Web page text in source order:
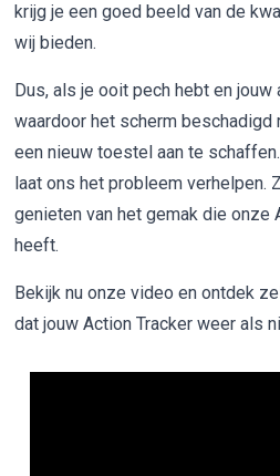
krijg je een goed beeld van de
wij bieden.
Dus, als je ooit pech hebt en
waardoor het scherm beschadigd
een nieuw toestel aan te
laat ons het probleem verhelpen.
genieten van het gemak die onze
heeft.
Bekijk nu onze video en ontdek
dat jouw Action Tracker weer als